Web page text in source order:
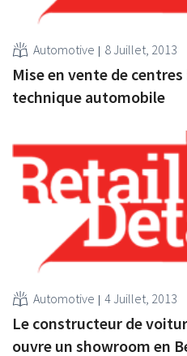
Automotive 8 Juillet, 2013
Mise en vente de
technique automobile
Automotive 4 Juillet, 2013
Le constructeur de
ouvre un showroom en